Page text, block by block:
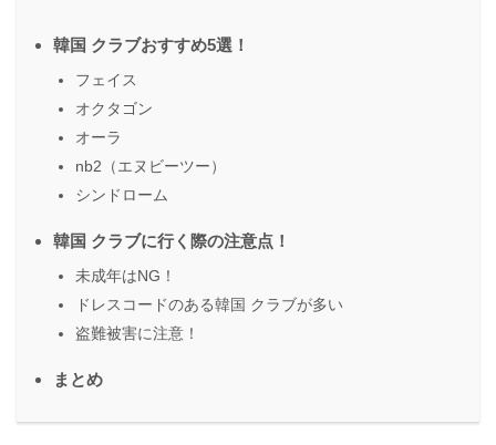
韓国 クラブおすすめ5選！
フェイス
オクタゴン
オーラ
nb2（エヌビーツー）
シンドローム
韓国 クラブに行く際の注意点！
未成年はNG！
ドレスコードのある韓国 クラブが多い
盗難被害に注意！
まとめ